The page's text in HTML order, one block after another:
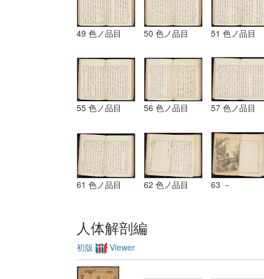
49 色ノ品目 50 色ノ品目 51 色ノ品目
55 色ノ品目 56 色ノ品目 57 色ノ品目
61 色ノ品目 62 色ノ品目 63 －
人体解剖編
初版 Viewer